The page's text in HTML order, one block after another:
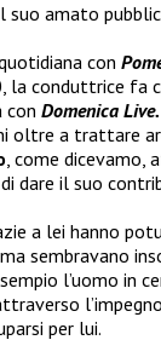
suo amato
con
la conduttrice fa
con Domenica Live.
oltre a trattare
, come
dare il suo
a lei hanno
sembravano
l’uomo in
per lui.